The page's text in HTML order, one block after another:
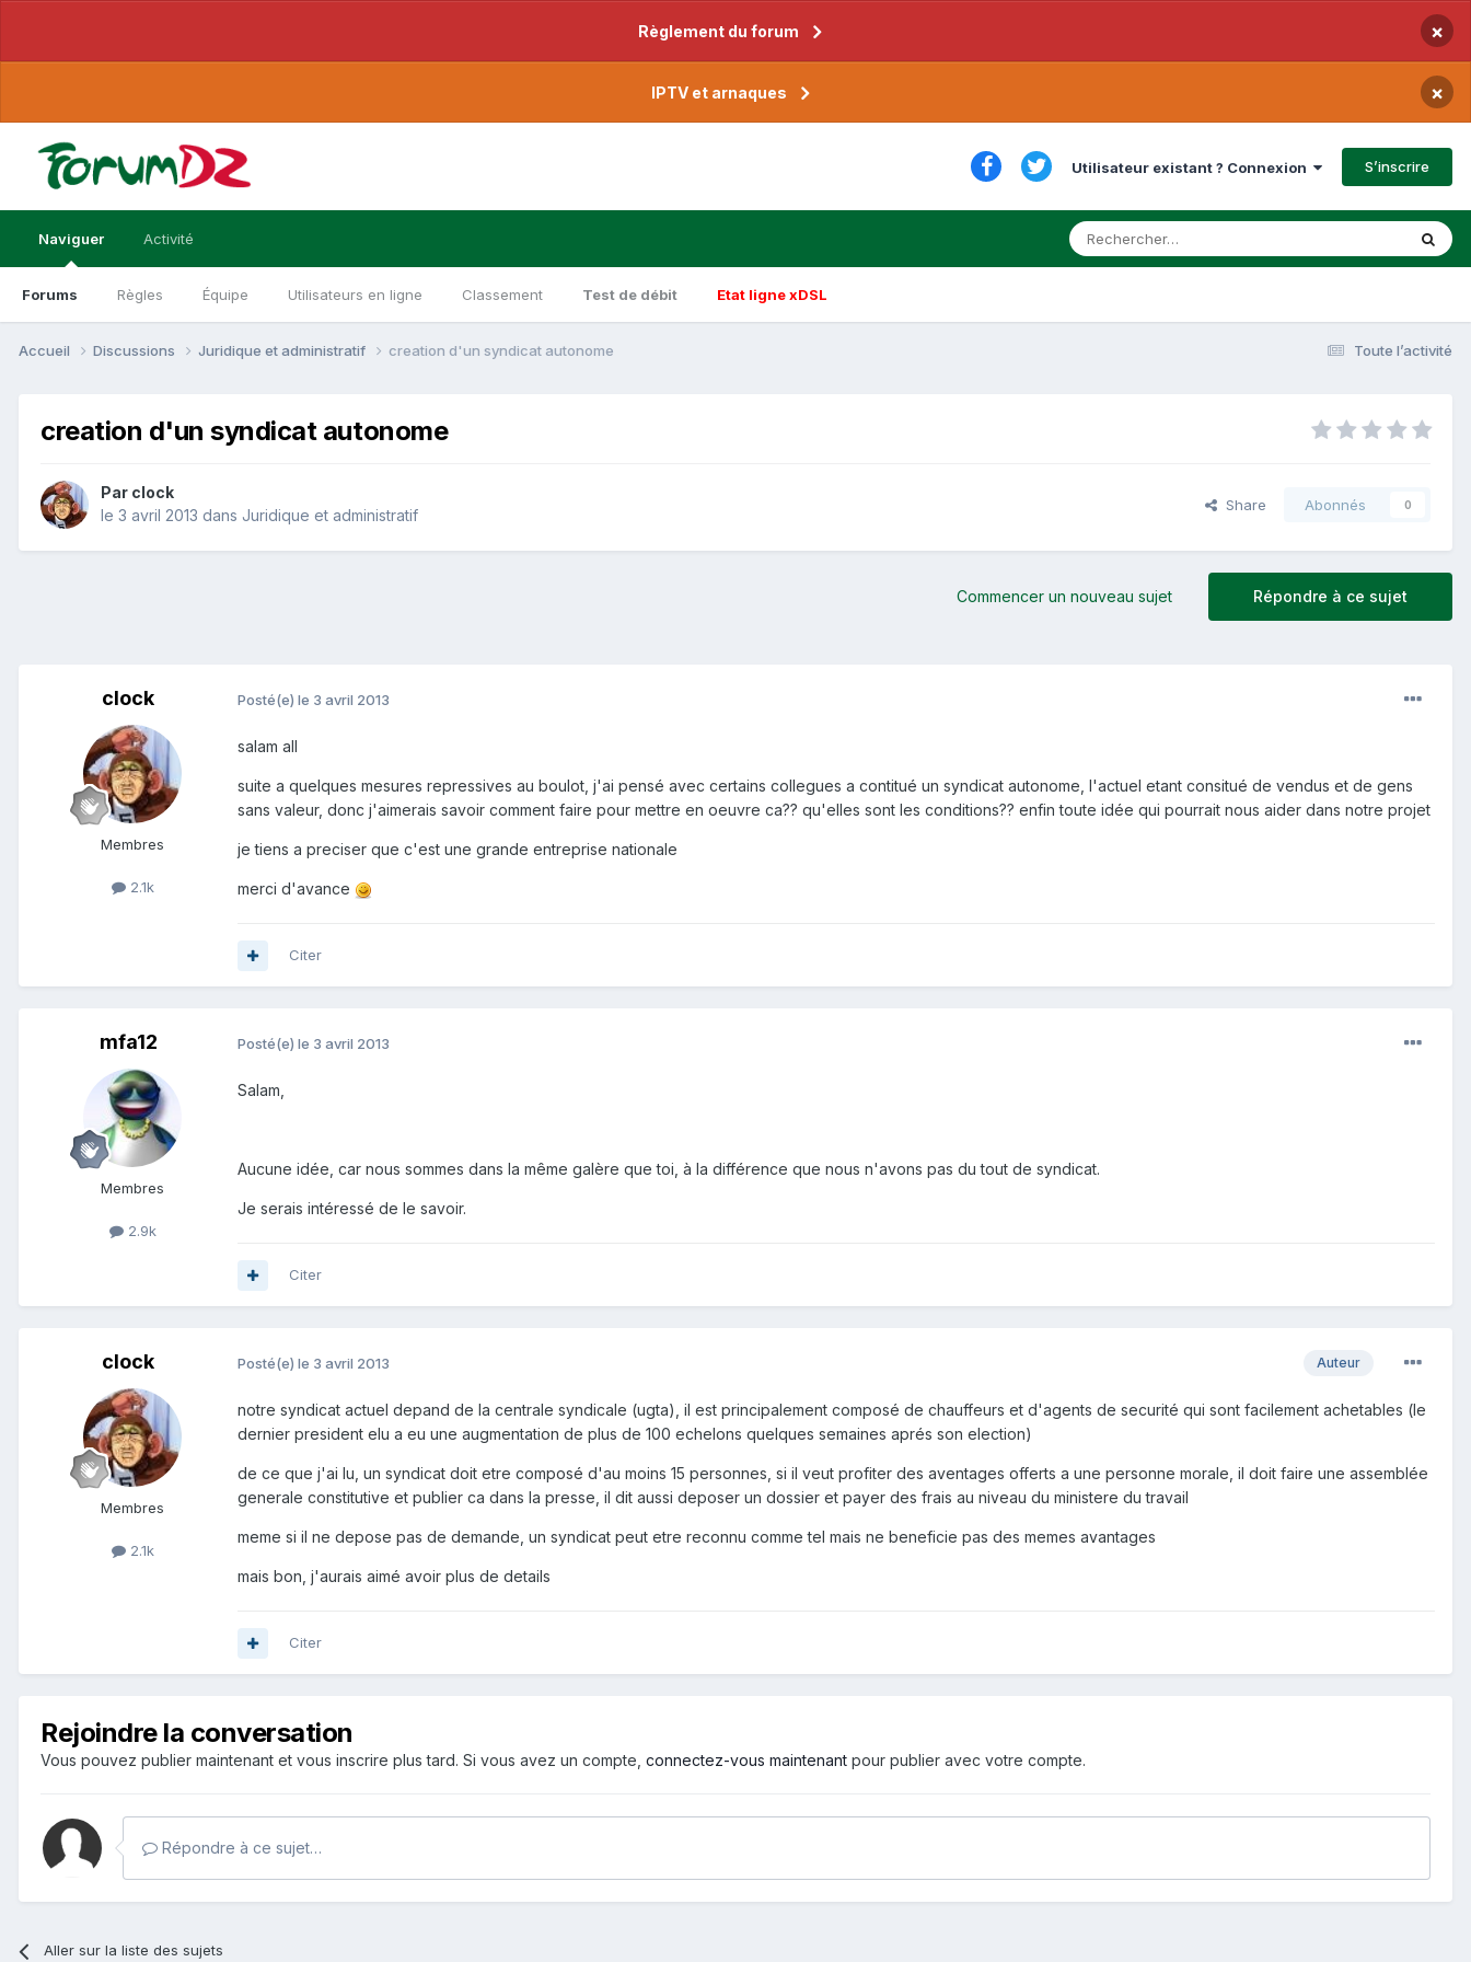
Règlement du forum ×
IPTV et arnaques ×
Utilisateur existant ? Connexion S’inscrire
Naviguer
Forums Règles Équipe Utilisateurs en ligne Classement Test de débit Etat ligne xDSL
Activité
Toute l’activité
Accueil Discussions Juridique et administratif creation d'un syndicat autonome
creation d'un syndicat autonome
Par clock
le 3 avril 2013 dans Juridique et administratif
Share Abonnés 0
Répondre à ce sujet
Commencer un nouveau sujet
clock
Membres
2.1k
Posté(e) le 3 avril 2013
salam all
suite a quelques mesures repressives au boulot, j'ai pensé avec certains collegues a contitué un syndicat autonome, l'actuel etant consitué de vendus et de gens
sans valeur, donc j'aimerais savoir comment faire pour mettre en oeuvre ca?? qu'elles sont les conditions?? enfin toute idée qui pourrait nous aider dans notre projet
je tiens a preciser que c'est une grande entreprise nationale
merci d'avance
Citer
mfa12
Membres
2.9k
Posté(e) le 3 avril 2013
Salam,
Aucune idée, car nous sommes dans la même galère que toi, à la différence que nous n'avons pas du tout de syndicat.
Je serais intéressé de le savoir.
Citer
clock
Membres
2.1k
Auteur
Posté(e) le 3 avril 2013
notre syndicat actuel depand de la centrale syndicale (ugta), il est principalement composé de chauffeurs et d'agents de securité qui sont facilement achetables (le
dernier president elu a eu une augmentation de plus de 100 echelons quelques semaines aprés son election)
de ce que j'ai lu, un syndicat doit etre composé d'au moins 15 personnes, si il veut profiter des aventages offerts a une personne morale, il doit faire une assemblée
generale constitutive et publier ca dans la presse, il dit aussi deposer un dossier et payer des frais au niveau du ministere du travail
meme si il ne depose pas de demande, un syndicat peut etre reconnu comme tel mais ne beneficie pas des memes avantages
mais bon, j'aurais aimé avoir plus de details
Citer
Rejoindre la conversation
Vous pouvez publier maintenant et vous inscrire plus tard. Si vous avez un compte, connectez-vous maintenant pour publier avec votre compte.
Répondre à ce sujet…
Aller sur la liste des sujets